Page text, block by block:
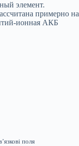
элемент.
примерно на
ионная АКБ
поля